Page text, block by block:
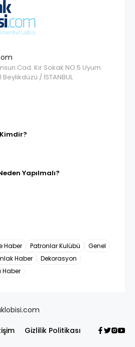
Cad. Kır Sokak NO:5 Uyum
Beylikdüzü / İSTANBUL
Yapılmalı?
Haber Patronlar Kulübü
Genel
Haber
Dekorasyon
Haber
Gizlilik Politikası